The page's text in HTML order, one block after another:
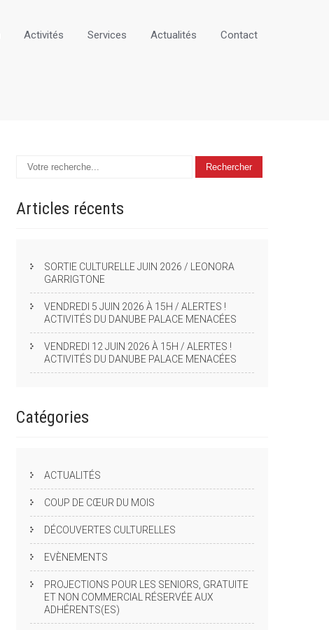
Activités Services Actualités Contact
Articles récents
SORTIE CULTURELLE JUIN 2026 / LEONORA
GARRIGTONE
VENDREDI 5 JUIN 2026 À 15H / ALERTES !
ACTIVITÉS DU DANUBE PALACE MENACÉES
VENDREDI 12 JUIN 2026 À 15H / ALERTES !
ACTIVITÉS DU DANUBE PALACE MENACÉES
Catégories
ACTUALITÉS
COUP DE CŒUR DU MOIS
DÉCOUVERTES CULTURELLES
EVÈNEMENTS
PROJECTIONS POUR LES SENIORS, GRATUITE
ET NON COMMERCIAL RÉSERVÉE AUX
ADHÉRENTS(ES)